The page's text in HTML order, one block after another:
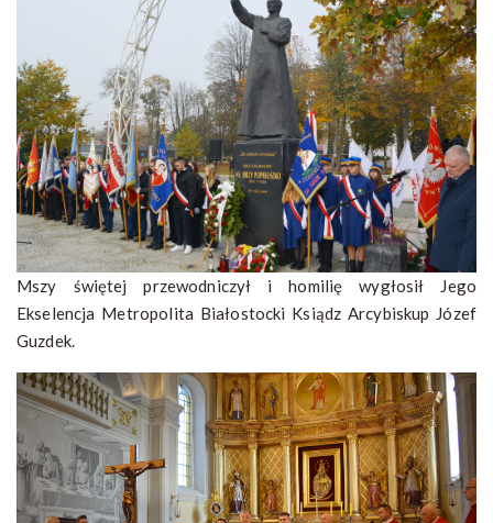
Mszy świętej przewodniczył i homilię wygłosił Jego
Ekselencja Metropolita Białostocki Ksiądz Arcybiskup Józef
Guzdek.